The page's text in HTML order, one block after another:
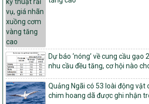
Quyết định số 16/2026/QĐ-TTg
Quy định nguyên tắc, tiêu chí, định mức
ương và tỉ lệ vốn đối ứng ngân sách của
Chương trình mục tiêu quốc gia xây dựng
nghèo bền vững và phát triển kinh tế – xã
tộc thiểu số và miền núi giai đoạn 2026 –
1451/QĐ-UBND
Phê duyệt danh sách các xã thuộc
trong xây dựng nông thôn mới giai đoạn
tỉnh Nghệ An
Dự báo ‘nóng’ về cung cầu
nhu cầu đều tăng, cơ hội nào
Quảng Ngãi có 53 loài động vật
chim hoang dã được ghi nhận